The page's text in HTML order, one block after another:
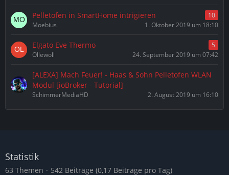
Pelletofen in SmartHome intrigieren
10
Moebius
1. Oktober 2019 um 18:10
Elgato Eve Thermo
5
Ollewoll
24. September 2019 um 07:42
[ALEXA] Mach Feuer! - Haas & Sohn Pelletofen WLAN
Modul [ioBroker - Tutorial]
SchimmerMediaHD 2. August 2019 um 16:10
Statistik
63 Themen 542 Beiträge (0,17 Beiträge pro Tag)